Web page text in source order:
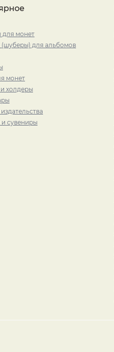
монет
для альбомов
монет
холдеры
сувениры